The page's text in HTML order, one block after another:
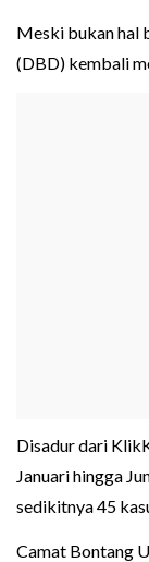
Meski bukan hal
(DBD) kembali
Disadur dari
Januari hingga
sedikitnya 45
Camat Bontang